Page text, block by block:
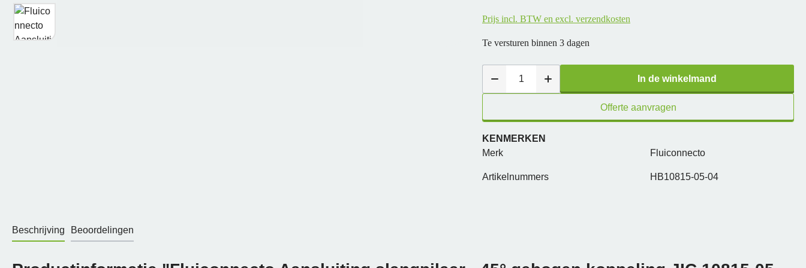
Prijs incl. BTW en excl. verzendkosten
Te versturen binnen 3 dagen
In de winkelmand
Offerte aanvragen
KENMERKEN
Merk
Fluiconnecto
Artikelnummers HB10815-05-04
Beschrijving Beoordelingen